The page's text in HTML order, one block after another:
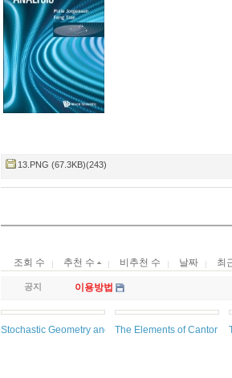
13.PNG (67.3KB)(243)
조회 수 추천 수 비추천 수 날짜 최
공지 이용방법
Stochastic Geometry and Its Applications, 3rd ed.
The Elements of Cantor